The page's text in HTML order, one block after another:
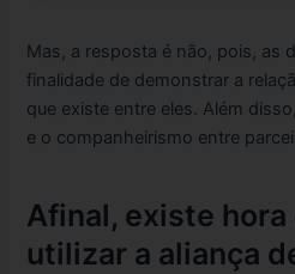
Mas, a resposta é não, pois, as
finalidade de demonstrar a
que existe entre eles. Além
e o companheirismo entre
Afinal, existe
utilizar a aliança